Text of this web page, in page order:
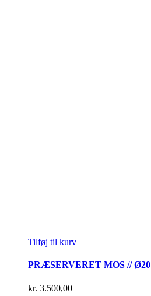
Tilføj til kurv
PRÆSERVERET MOS // Ø20
kr. 3.500,00